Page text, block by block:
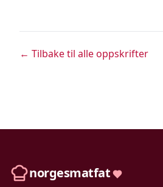
← Tilbake til alle oppskrifter
norgesmatfat